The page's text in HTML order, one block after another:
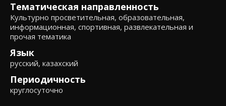
Тематическая направленность
Культурно просветительная, образовательная,
информационная, спортивная, развлекательная и
прочая тематика
Язык
русский, казахский
Периодичность
круглосуточно